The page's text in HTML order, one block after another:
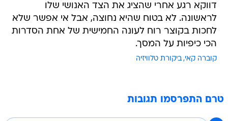
דווקא רגע אחרי שהציג את הצד האנושי שלו
לראשונה. לא בטוח שהיא נחוצה, אבל אי אפשר שלא
לחכות בקוצר רוח לעונה החמישית של אחת הסדרות
הכי כיפיות על המסך.
קוברה קאי ביקורת טלוויזיה
טרם התפרסמו תגובות